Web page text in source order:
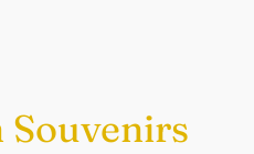
Souvenirs